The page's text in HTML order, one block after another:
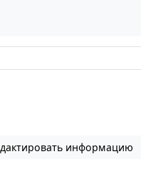
информацию